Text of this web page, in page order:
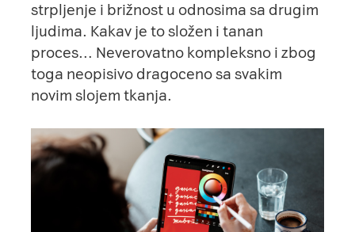
strpljenje i brižnost u odnosima sa drugim
ljudima. Kakav je to složen i tanan
proces… Neverovatno kompleksno i zbog
toga neopisivo dragoceno sa svakim
novim slojem tkanja.